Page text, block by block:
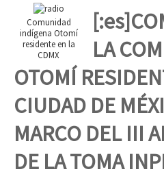
La palabra del EZLN
Encuentros
TEMAS
Chiapas
México
Latinoamérica
Mundo
Dia 4 – Encontro “Guerra contra
Dia 3 do Encontro “Guerra contra a
Dia 2 do Encontro “Guerra contra a
Comunidad
indígena Otomí
residente en la
CDMX
LA
OTOMÍ
CIUDAD DE
MARCO DEL III
DE LA TOMA